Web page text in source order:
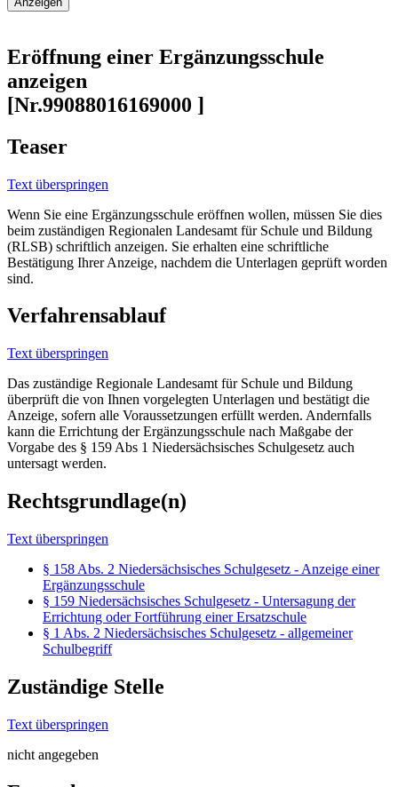
Eröffnung einer Ergänzungsschule
anzeigen
[Nr.99088016169000 ]
Teaser
Text überspringen
Wenn Sie eine Ergänzungsschule eröffnen wollen, müssen Sie dies
beim zuständigen Regionalen Landesamt für Schule und Bildung
(RLSB) schriftlich anzeigen. Sie erhalten eine schriftliche
Bestätigung Ihrer Anzeige, nachdem die Unterlagen geprüft worden
sind.
Verfahrensablauf
Text überspringen
Das zuständige Regionale Landesamt für Schule und Bildung
überprüft die von Ihnen vorgelegten Unterlagen und bestätigt die
Anzeige, sofern alle Voraussetzungen erfüllt werden. Andernfalls
kann die Errichtung der Ergänzungsschule nach Maßgabe der
Vorgabe des § 159 Abs 1 Niedersächsisches Schulgesetz auch
untersagt werden.
Rechtsgrundlage(n)
Text überspringen
§ 158 Abs. 2 Niedersächsisches Schulgesetz - Anzeige einer
Ergänzungsschule
§ 159 Niedersächsisches Schulgesetz - Untersagung der
Errichtung oder Fortführung einer Ersatzschule
§ 1 Abs. 2 Niedersächsisches Schulgesetz - allgemeiner
Schulbegriff
Zuständige Stelle
Text überspringen
nicht angegeben